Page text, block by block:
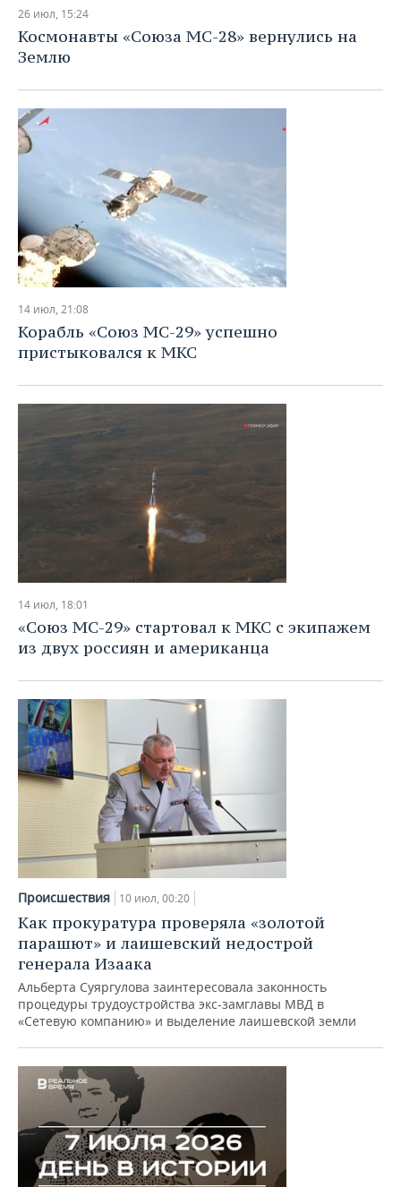
НЕФТЕХИМИЯ
НЕФТЬ
ОПК
ЭНЕРГЕТИКА
РОЗНИЧНАЯ ТОРГОВЛЯ
УСЛУГИ
НОВОСТИ ТЕХНОЛОГИЙ
МЕДИА
ТЕЛЕКОММУНИКАЦИИ
МЕРОПРИЯТИЯ
ВЫЕЗДНАЯ РЕДАКЦИЯ
БИЗНЕС-БРАНЧИ
ONLINE-КОНФЕРЕНЦИИ
ОТКРЫТАЯ ЛЕКЦИЯ
НОВОСТИ СПОРТА
ФУТБОЛ
ХОККЕЙ
БАСКЕТБОЛ
ВОЛЕЙБОЛ
КИБЕРСПОРТ
ФИГУРНОЕ КАТАНИЕ
ВОДНЫЕ ВИДЫ СПОРТА
ОБЩЕСТВО
НОВОСТИ ОБЩЕСТВА
ВЛАСТЬ
ИНФРАСТРУКТУРА
ИСТОРИЯ
КУЛЬТУРА
МЕДИЦИНА
ОБРАЗОВАНИЕ
ФОТОГАЛЕРЕЯ
СЮЖЕТЫ
СПРАВОЧНИК
СПИСОК ПЕРСОН
СПИСОК КОМПАНИЙ
ПОЛНАЯ ВЕРСИЯ
26 июл, 15:24
Космонавты «Союза МС-28» вернулись на
Землю
14 июл, 21:08
Корабль «Союз МС-29» успешно
пристыковался к МКС
14 июл, 18:01
«Союз МС-29» стартовал к МКС с экипажем
из двух россиян и американца
Происшествия 10 июл, 00:20
Как прокуратура проверяла «золотой
парашют» и лаишевский недострой
генерала Изаака
Альберта Суяргулова заинтересовала законность
процедуры трудоустройства экс-замглавы МВД в
«Сетевую компанию» и выделение лаишевской земли